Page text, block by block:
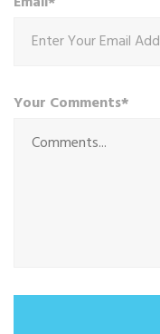
Your Comments*